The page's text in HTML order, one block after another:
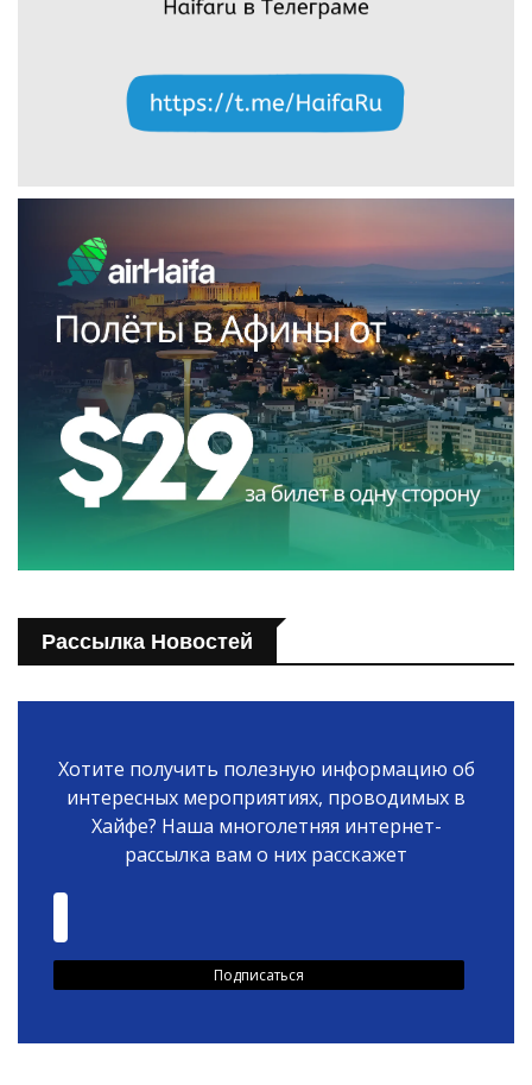
Рассылка Новостей
Хотите получить полезную информацию об
интересных мероприятиях, проводимых в
Хайфе? Наша многолетняя интернет-
рассылка вам о них расскажет